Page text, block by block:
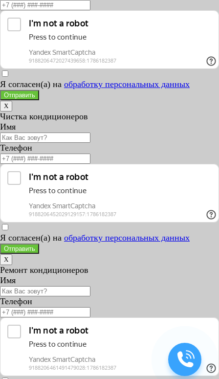
Я согласен(а) на обработку персональных данных
Отправить
X
Чистка кондиционеров
Имя
Телефон
Я согласен(а) на обработку персональных данных
Отправить
X
Ремонт кондиционеров
Имя
Телефон